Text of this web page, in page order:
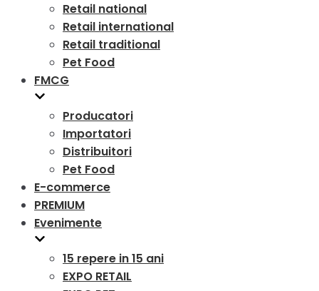
Retail national
Retail international
Retail traditional
Pet Food
FMCG
Producatori
Importatori
Distribuitori
Pet Food
E-commerce
PREMIUM
Evenimente
15 repere in 15 ani
EXPO RETAIL